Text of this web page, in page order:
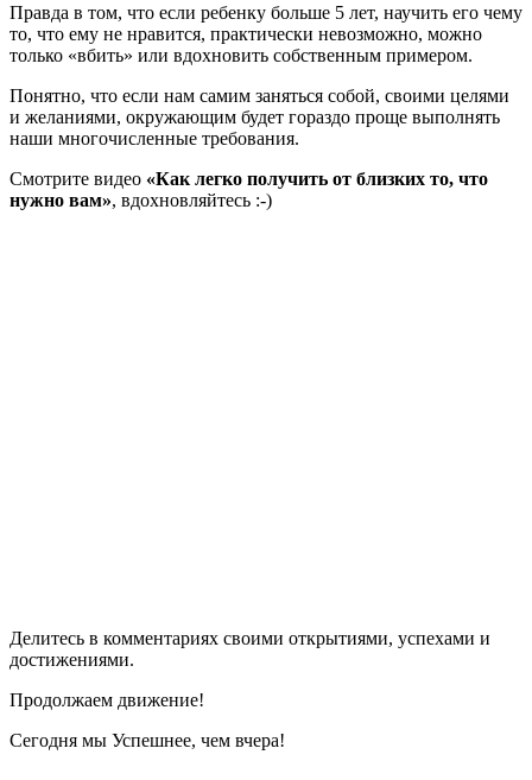
Правда в том, что если ребенку больше 5 лет, научить его чему
то, что ему не нравится, практически невозможно, можно
только «вбить» или вдохновить собственным примером.
Понятно, что если нам самим заняться собой, своими целями
и желаниями, окружающим будет гораздо проще выполнять
наши многочисленные требования.
Смотрите видео «Как легко получить от близких то, что
нужно вам», вдохновляйтесь :-)
Делитесь в комментариях своими открытиями, успехами и
достижениями.
Продолжаем движение!
Сегодня мы Успешнее, чем вчера!